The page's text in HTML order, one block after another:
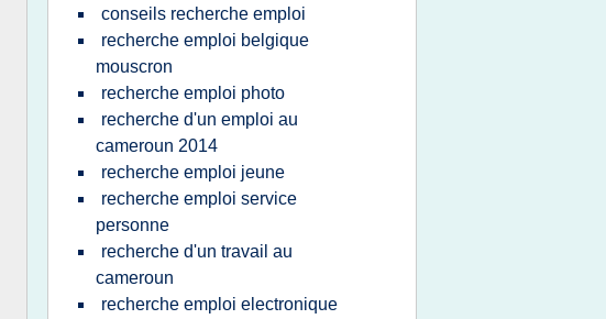
conseils recherche emploi
recherche emploi belgique
mouscron
recherche emploi photo
recherche d'un emploi au
cameroun 2014
recherche emploi jeune
recherche emploi service
personne
recherche d'un travail au
cameroun
recherche emploi electronique